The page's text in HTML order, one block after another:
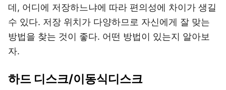
데, 어디에 저장하느냐에 따라 편의성에 차이가 생길
수 있다. 저장 위치가 다양하므로 자신에게 잘 맞는
방법을 찾는 것이 좋다. 어떤 방법이 있는지 알아보
자.
하드 디스크/이동식디스크